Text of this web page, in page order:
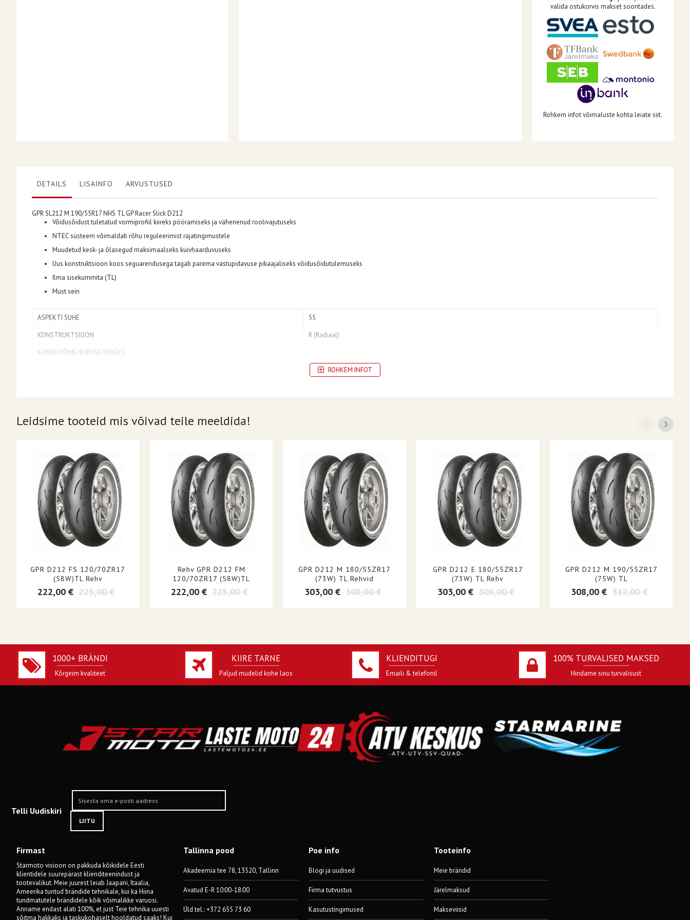
valida ostukorvis makset sooritades.
Rohkem infot võimaluste kohta leiate siit.
DETAILS LISAINFO ARVUSTUSED
GPR SL212 M 190/55R17 NHS TL GP Racer Slick D212
Võidusõidust tuletatud vormiprofiil kiireks pööramiseks ja vähenenud roolivajutuseks
NTEC süsteem võimaldab rõhu reguleerimist rajatingimustele
Muudetud kesk- ja õlasegud maksimaalseks kuivhaarduvuseks
Uus konstruktsioon koos seguarendusega tagab parema vastupidavuse pikaajaliseks võidusõidutulemuseks
Ilma sisekummita (TL)
Must sein
ASPEKTI SUHE
55
KONSTRUKTSIOON
R (Radiaal)
KANDEVÕIME/KIIRUSE INDEKS
-
Tagumine
REHVI SUURUS
SISSEKUMMITYÜP
Ilma sisekummita
SEGU
Keskpärane
OMADUSED
NHS (ei ole ette nähtud maanteesõiduks)
STIIL
Võidusõit
ÜHIKUD
Üksik
TOOTENIMI
Rehv
ROHKEM INFOT
Leidsime tooteid mis võivad teile meeldida!
GPR D212 FS 120/70ZR17
(58W)TL Rehv
222,00 € 225,00 €
Rehv GPR D212 FM
120/70ZR17 (58W)TL
222,00 € 225,00 €
GPR D212 M 180/55ZR17
(73W) TL Rehvid
303,00 € 308,00 €
GPR D212 E 180/55ZR17
(73W) TL Rehv
303,00 € 308,00 €
GPR D212 M 190/55ZR17
(75W) TL
308,00 € 312,00 €
1000+ BRÄNDI
Kõrgeim kvaliteet
KIIRE TARNE
Paljud mudelid kohe laos
KLIENDITUGI
Emaili & telefonil
100% TURVALISED MAKSED
Hindame sinu turvalisust
Telli Uudiskiri
LIITU
Firmast
Starmoto visioon on pakkuda kõikidele Eesti
klientidele suurepärast klienditeenindust ja
tootevalikut. Meie juurest leiab Jaapani, Itaalia,
Ameerika tuntud brändide tehnikale, kui ka Hiina
tundmatutele brändidele kõik võimalikke varuosi.
Anname endast alati 100%, et just Teie tehnika uuesti
sõitma hakkaks ja taskukohaselt hooldatud saaks! Kui
Tallinna pood
Akadeemia tee 78, 13520, Tallinn
Avatud E-R 10:00-18:00
Üld tel.: +372 655 73 60
Poe info
Blogi ja uudised
Firma tutvustus
Kasutustingimused
Tooteinfo
Meie brändid
Järelmaksud
Makseviisid